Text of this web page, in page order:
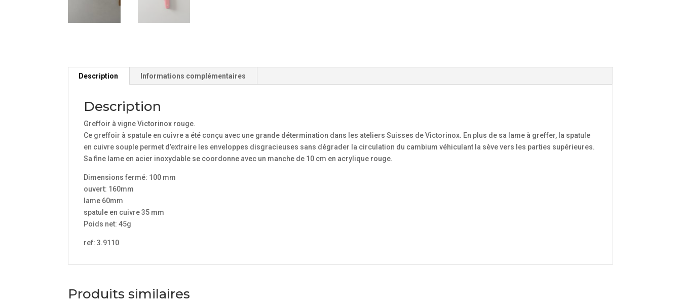
Description Informations complémentaires
Description
Greffoir à vigne Victorinox rouge.
Ce greffoir à spatule en cuivre a été conçu avec une grande détermination dans les ateliers Suisses de Victorinox. En plus de sa lame à greffer, la spatule
en cuivre souple permet d’extraire les enveloppes disgracieuses sans dégrader la circulation du cambium véhiculant la sève vers les parties supérieures.
Sa fine lame en acier inoxydable se coordonne avec un manche de 10 cm en acrylique rouge.
Dimensions fermé: 100 mm
ouvert: 160mm
lame 60mm
spatule en cuivre 35 mm
Poids net: 45g
ref: 3.9110
Produits similaires